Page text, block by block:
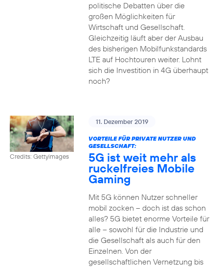
politische Debatten über die
großen Möglichkeiten für
Wirtschaft und Gesellschaft.
Gleichzeitig läuft aber der Ausbau
des bisherigen Mobilfunkstandards
LTE auf Hochtouren weiter. Lohnt
sich die Investition in 4G überhaupt
noch?
Credits: Gettyimages
11. Dezember 2019
VORTEILE FÜR PRIVATE NUTZER UND
GESELLSCHAFT:
5G ist weit mehr als
ruckelfreies Mobile
Gaming
Mit 5G können Nutzer schneller
mobil zocken – doch ist das schon
alles? 5G bietet enorme Vorteile für
alle – sowohl für die Industrie und
die Gesellschaft als auch für den
Einzelnen. Von der
gesellschaftlichen Vernetzung bis